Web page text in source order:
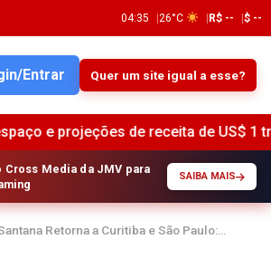
04:35 26°C R$ -- $ --
Entrar Quer um site igual a esse?
de receita de US$ 1 trilhão • Setor
Cross Media da JMV para
SAIBA MAIS
Retorna a Curitiba e São Paulo:…